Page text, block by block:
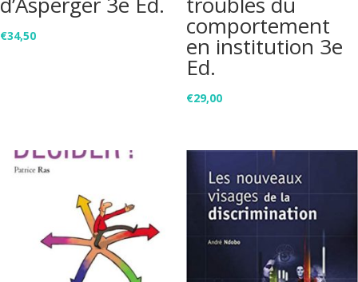
€34,50 comportement
en institution 3e
Ed.
€29,00